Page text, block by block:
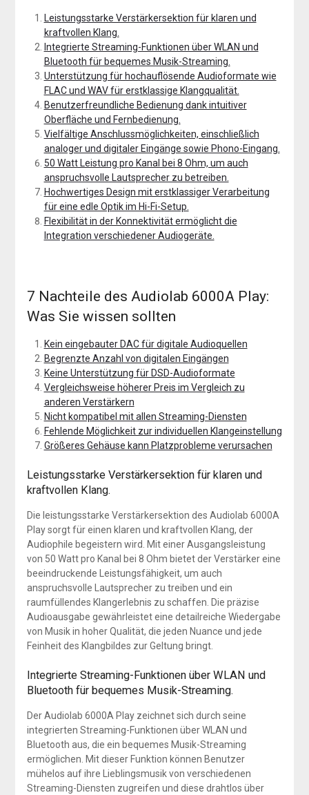
Leistungsstarke Verstärkersektion für klaren und
kraftvollen Klang.
Integrierte Streaming-Funktionen über WLAN und
Bluetooth für bequemes Musik-Streaming.
Unterstützung für hochauflösende Audioformate wie
FLAC und WAV für erstklassige Klangqualität.
Benutzerfreundliche Bedienung dank intuitiver
Oberfläche und Fernbedienung.
Vielfältige Anschlussmöglichkeiten, einschließlich
analoger und digitaler Eingänge sowie Phono-Eingang.
50 Watt Leistung pro Kanal bei 8 Ohm, um auch
anspruchsvolle Lautsprecher zu betreiben.
Hochwertiges Design mit erstklassiger Verarbeitung
für eine edle Optik im Hi-Fi-Setup.
Flexibilität in der Konnektivität ermöglicht die
Integration verschiedener Audiogeräte.
7 Nachteile des Audiolab 6000A Play:
Was Sie wissen sollten
Kein eingebauter DAC für digitale Audioquellen
Begrenzte Anzahl von digitalen Eingängen
Keine Unterstützung für DSD-Audioformate
Vergleichsweise höherer Preis im Vergleich zu
anderen Verstärkern
Nicht kompatibel mit allen Streaming-Diensten
Fehlende Möglichkeit zur individuellen Klangeinstellung
Größeres Gehäuse kann Platzprobleme verursachen
Leistungsstarke Verstärkersektion für klaren und
kraftvollen Klang.
Die leistungsstarke Verstärkersektion des Audiolab 6000A
Play sorgt für einen klaren und kraftvollen Klang, der
Audiophile begeistern wird. Mit einer Ausgangsleistung
von 50 Watt pro Kanal bei 8 Ohm bietet der Verstärker eine
beeindruckende Leistungsfähigkeit, um auch
anspruchsvolle Lautsprecher zu treiben und ein
raumfüllendes Klangerlebnis zu schaffen. Die präzise
Audioausgabe gewährleistet eine detailreiche Wiedergabe
von Musik in hoher Qualität, die jeden Nuance und jede
Feinheit des Klangbildes zur Geltung bringt.
Integrierte Streaming-Funktionen über WLAN und
Bluetooth für bequemes Musik-Streaming.
Der Audiolab 6000A Play zeichnet sich durch seine
integrierten Streaming-Funktionen über WLAN und
Bluetooth aus, die ein bequemes Musik-Streaming
ermöglichen. Mit dieser Funktion können Benutzer
mühelos auf ihre Lieblingsmusik von verschiedenen
Streaming-Diensten zugreifen und diese drahtlos über